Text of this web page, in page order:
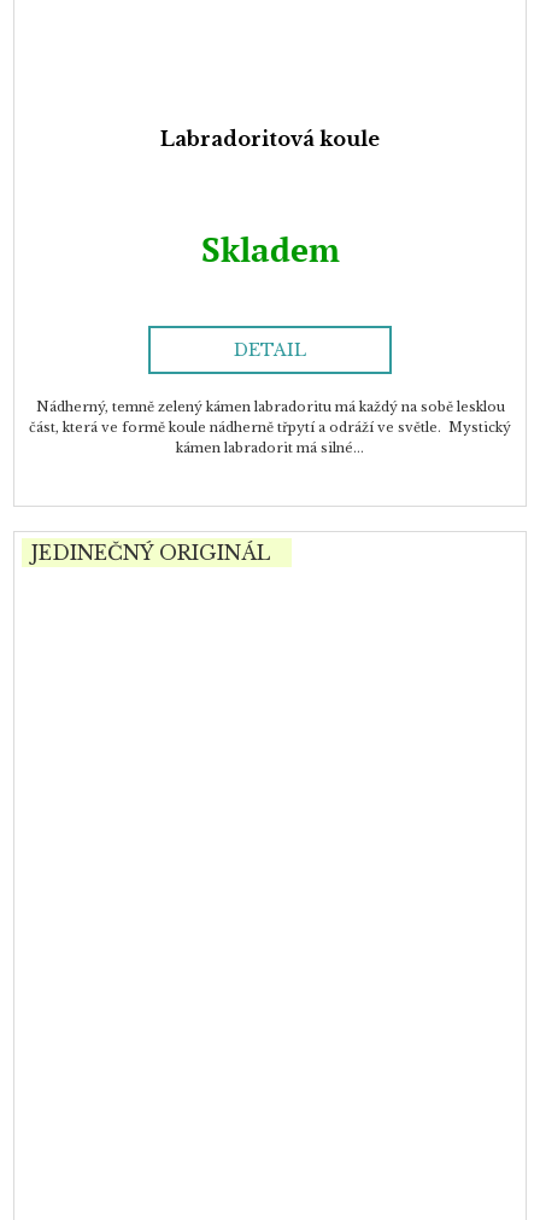
Labradoritová koule
Skladem
DETAIL
Nádherný, temně zelený kámen labradoritu má každý na sobě lesklou
část, která ve formě koule nádherně třpytí a odráží ve světle. Mystický
kámen labradorit má silné...
JEDINEČNÝ ORIGINÁL